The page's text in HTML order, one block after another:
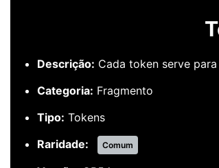
Descrição: Cada token serve
Categoria: Fragmento
Tipo: Tokens
Raridade:
Comum